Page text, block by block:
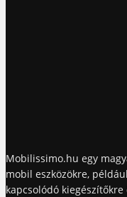
Mobilissimo.hu egy
mobil eszközökre,
kapcsolódó